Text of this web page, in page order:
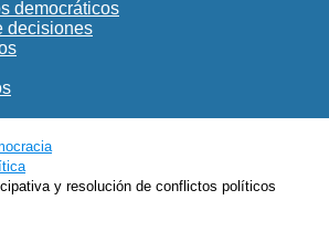
democráticos
decisiones
y resolución de conflictos políticos